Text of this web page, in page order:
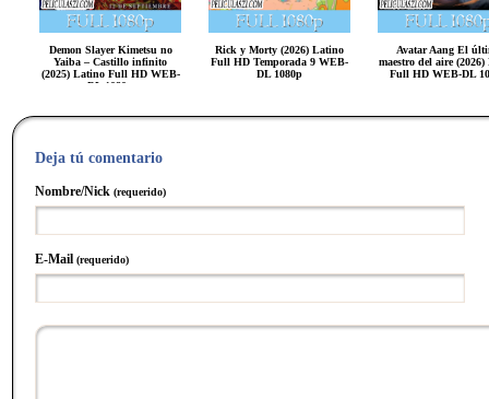
Demon Slayer Kimetsu no
Yaiba – Castillo infinito
(2025) Latino Full HD WEB-
DL 1080p
Rick y Morty (2026) Latino
Full HD Temporada 9 WEB-
DL 1080p
Avatar Aang El
maestro del aire
Full HD WEB-DL
Deja tú comentario
Nombre/Nick (requerido)
E-Mail (requerido)